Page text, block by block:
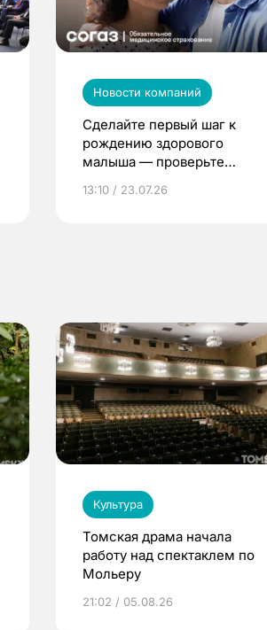
Новости компаний
Сделайте первый шаг к
рождению здорового
малыша — проверьте
по ОМС!
13:10 / 23.07.26
Культура
Томская драма начала
работу над спектаклем по
Мольеру
21:02 / 05.08.26